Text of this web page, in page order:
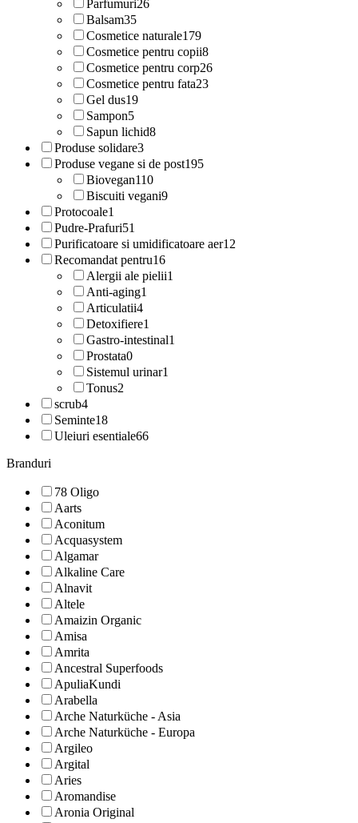
Parfumuri26
Balsam35
Cosmetice naturale179
Cosmetice pentru copii8
Cosmetice pentru corp26
Cosmetice pentru fata23
Gel dus19
Sampon5
Sapun lichid8
Produse solidare3
Produse vegane si de post195
Biovegan110
Biscuiti vegani9
Protocoale1
Pudre-Prafuri51
Purificatoare si umidificatoare aer12
Recomandat pentru16
Alergii ale pielii1
Anti-aging1
Articulatii4
Detoxifiere1
Gastro-intestinal1
Prostata0
Sistemul urinar1
Tonus2
scrub4
Seminte18
Uleiuri esentiale66
Branduri
78 Oligo
Aarts
Aconitum
Acquasystem
Algamar
Alkaline Care
Alnavit
Altele
Amaizin Organic
Amisa
Amrita
Ancestral Superfoods
ApuliaKundi
Arabella
Arche Naturküche - Asia
Arche Naturküche - Europa
Argileo
Argital
Aries
Aromandise
Aronia Original